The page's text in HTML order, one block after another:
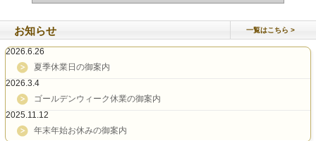
お知らせ 一覧はこちら
2026.6.26
夏季休業日の御案内
2026.3.4
ゴールデンウィーク休業の御案内
2025.11.12
年末年始お休みの御案内